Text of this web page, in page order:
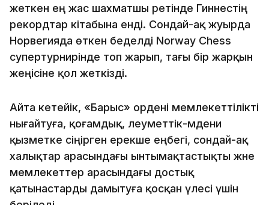
жеткен ең жас шахматшы ретінде Гиннестің
рекордтар кітабына енді. Сондай-ақ жуырда
Норвегияда өткен беделді Norway Chess
супертурнирінде топ жарып, тағы бір жарқын
жеңісіне қол жеткізді.
Айта кетейік, «Барыс» ордені мемлекеттілікті
нығайтуға, қоғамдық, әлеуметтік-мәдени
қызметке сіңірген ерекше еңбегі, сондай-ақ
халықтар арасындағы ынтымақтастықты және
мемлекеттер арасындағы достық
қатынастарды дамытуға қосқан үлесі үшін